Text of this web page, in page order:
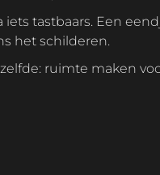
het schilderen.